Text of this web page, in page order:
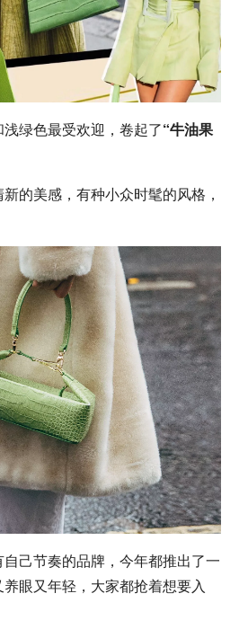
绿色最受欢迎，卷起了“牛油果
的美感，有种小众时髦的风格，
己节奏的品牌，今年都推出了一
眼又年轻，大家都抢着想要入